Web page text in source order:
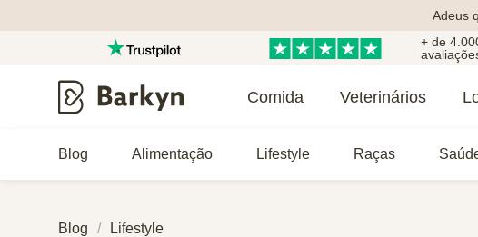
Adeus
+ de
Comida Veterinários
Blog Alimentação Lifestyle Raças
Blog Lifestyle